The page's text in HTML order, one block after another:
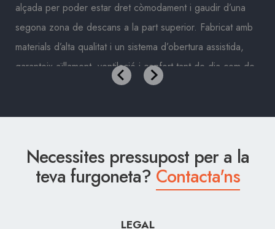
alçada per poder estar dret còmodament i gaudir d’una
segona zona de descans a la part superior. Fabricat amb
materials d’alta qualitat i un sistema d’obertura assistida,
garanteix aïllament, ventilació i confort tant de dia com de
nit. Ideal per a qui vol viure l’experiència camper sense
Necessites pressupost per a la
teva furgoneta? Contacta'ns
LEGAL